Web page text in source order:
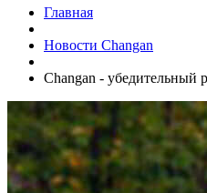
Главная
Новости Changan
Changan - убедительный